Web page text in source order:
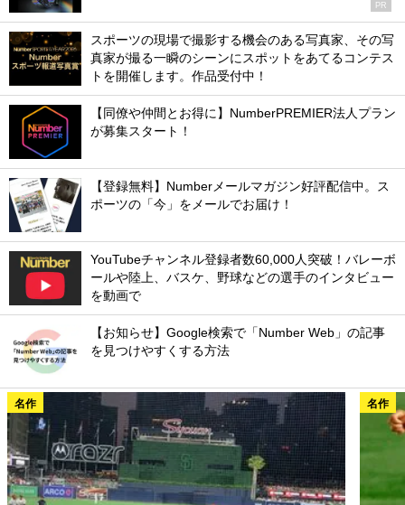
PR
スポーツの現場で撮影する機会のある写真家、その写
真家が撮る一瞬のシーンにスポットをあてるコンテス
トを開催します。作品受付中！
【同僚や仲間とお得に】NumberPREMIER法人プラン
が募集スタート！
【登録無料】Numberメールマガジン好評配信中。ス
ポーツの「今」をメールでお届け！
YouTubeチャンネル登録者数60,000人突破！バレーボ
ールや陸上、バスケ、野球などの選手のインタビュー
を動画で
【お知らせ】Google検索で「Number Web」の記事
を見つけやすくする方法
名作 名作